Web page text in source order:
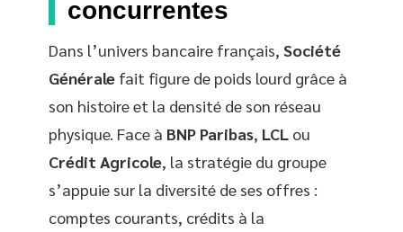
concurrentes
Dans l’univers bancaire français, Société
Générale fait figure de poids lourd grâce à
son histoire et la densité de son réseau
physique. Face à BNP Paribas, LCL ou
Crédit Agricole, la stratégie du groupe
s’appuie sur la diversité de ses offres :
comptes courants, crédits à la